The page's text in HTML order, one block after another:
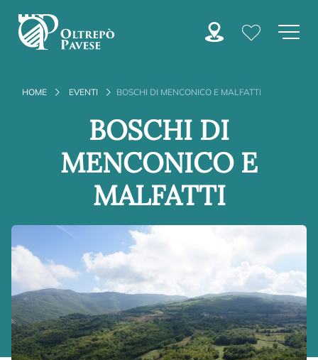
HOME EVENTI BOSCHI DI MENCONICO E MALFATTI
BOSCHI DI
MENCONICO E
MALFATTI